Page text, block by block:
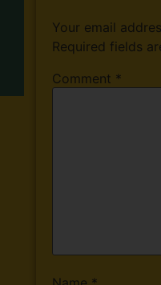
Your email
Required fields
Comment *